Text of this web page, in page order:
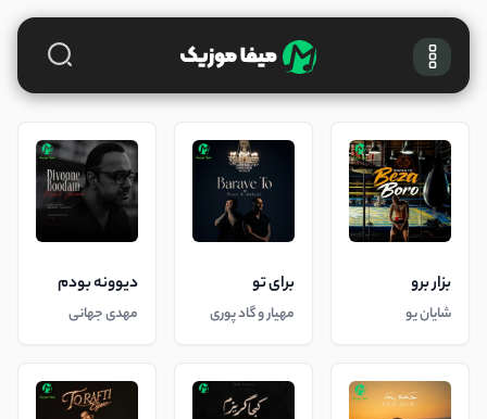
بزار برو
شایان یو
برای تو
مهیار و گاد پوری
دیوونه بودم
مهدی جهانی